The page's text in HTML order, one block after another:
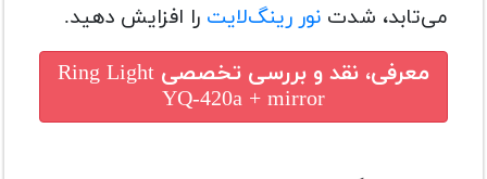
می‌تابد، شدت نور رینگ‌لایت را افزایش دهید.
معرفی، نقد و بررسی تخصصی Ring Light
YQ-420a + mirror